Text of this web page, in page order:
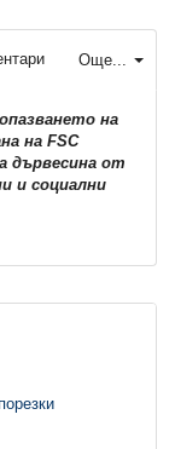
Още...
на
на FSC
дървесина от
и социални